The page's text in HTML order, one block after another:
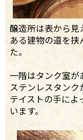
醸造所は表から見
ある建物の道を
た。
一階はタンク室が
ステンレスタン
テイストの手によ
います。